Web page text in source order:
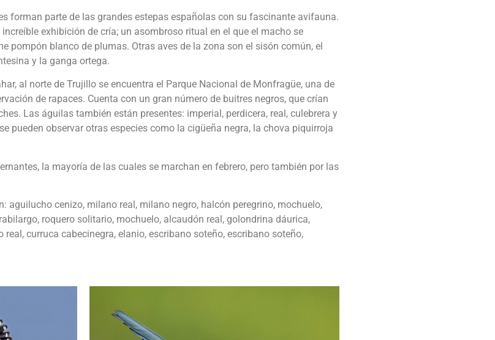
forman parte de las grandes estepas españolas con su fascinante avifauna.
exhibición de cría; un asombroso ritual en el que el macho se
pompón blanco de plumas. Otras aves de la zona son el sisón común, el
y la ganga ortega.
al norte de Trujillo se encuentra el Parque Nacional de Monfragüe, una de
de rapaces. Cuenta con un gran número de buitres negros, que crían
Las águilas también están presentes: imperial, perdicera, real, culebrera y
pueden observar otras especies como la cigüeña negra, la chova piquirroja
la mayoría de las cuales se marchan en febrero, pero también por las
aguilucho cenizo, milano real, milano negro, halcón peregrino, mochuelo,
roquero solitario, mochuelo, alcaudón real, golondrina dáurica,
curruca cabecinegra, elanio, escribano soteño, escribano soteño,